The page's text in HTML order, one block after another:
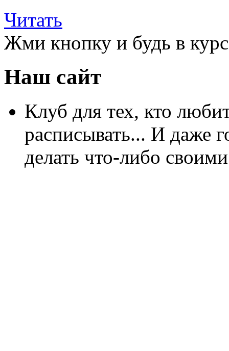
Читать
Жми кнопку и будь в
Наш сайт
Клуб для тех, кто
расписывать... И даже
делать что-либо